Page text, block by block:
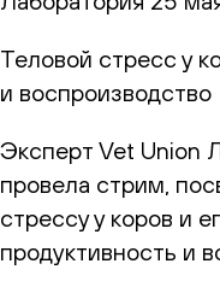
Теловой стресс у
и воспроизводство
Эксперт Vet Union
провела стрим,
стрессу у коров и
продуктивность и